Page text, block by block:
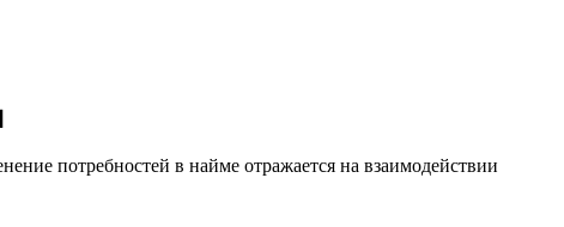
потребностей в найме отражается на взаимодействии